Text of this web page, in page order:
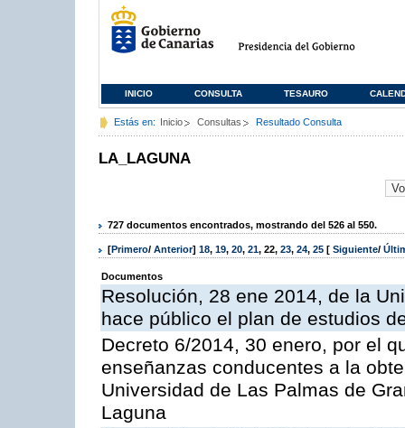
INICIO CONSULTA TESAURO
Estás en: Inicio Consultas Resultado Consulta
LA_LAGUNA
727 documentos encontrados, mostrando del 526 al 550.
[Primero/ Anterior] 18, 19, 20, 21, 22, 23, 24, 25 [ Siguiente/
Documentos
Resolución, 28 ene 2014, de la
hace público el plan de estudios
Decreto 6/2014, 30 enero, por el
enseñanzas conducentes a la
Universidad de Las Palmas de
Laguna